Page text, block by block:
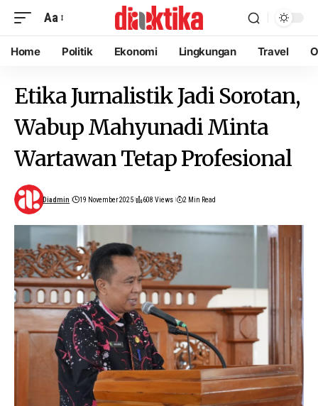
Aa
Home Politik Ekonomi Lingkungan Travel
Etika Jurnalistik Jadi Sorotan,
Wabup Mahyunadi Minta
Wartawan Tetap Profesional
Diadmin 19 November 2025 608 Views 2 Min Read